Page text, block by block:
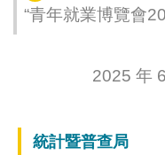
“青年就業博覽會
2025 年
統計暨普查局